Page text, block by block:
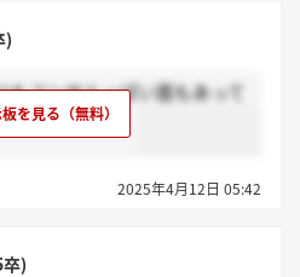
)
コンサルっぽい面もあって
感じました。
2025年4月12日 05:42
)